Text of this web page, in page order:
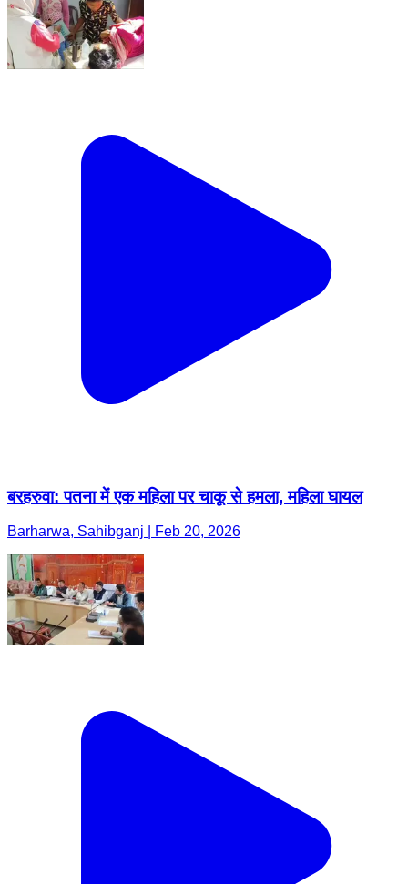
बरहरुवा: पतना में एक महिला पर चाकू से हमला, महिला घायल
Barharwa, Sahibganj | Feb 20, 2026